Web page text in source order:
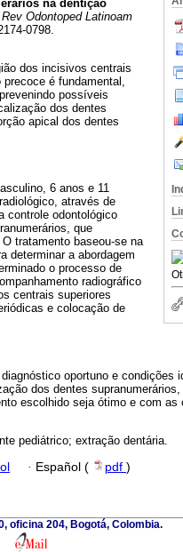
na dentição
Rev Odontoped Latinoam
0798.
dos incisivos centrais
é fundamental,
possíveis
dos dentes
apical dos dentes
6 anos e 11
através de
controle odontológico
que
tratamento baseou-se na
determinar a abordagem
o processo de
radiográfico
centrais superiores
e colocação de
oportuno e condições
dos dentes
escolhido seja ótimo e com as
pediátrico; extração dentária.
· Español ( pdf )
oficina 204, Bogotá, Colombia.